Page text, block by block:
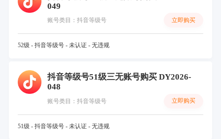
049
账号类目：抖音等级号 立即购买
52级 - 抖音等级号 - 未认证 - 无违规
抖音等级号51级三无账号购买 DY2026-
048
账号类目：抖音等级号 立即购买
51级 - 抖音等级号 - 未认证 - 无违规